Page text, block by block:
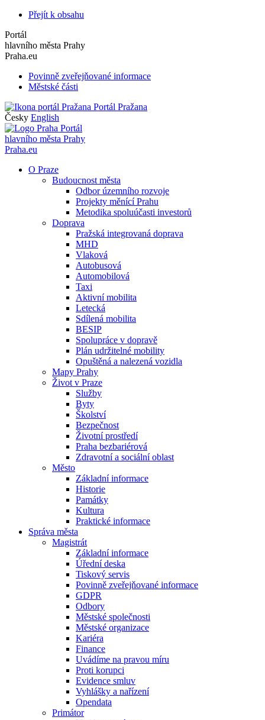
Přejít k obsahu
Portál
hlavního města Prahy
Praha.eu
Povinně zveřejňované informace
Městské části
Portál Pražana
Česky English
Portál
hlavního města Prahy
Praha.eu
O Praze
Budoucnost města
Odbor územního rozvoje
Projekty měnící Prahu
Metodika spoluúčasti investorů
Doprava
Pražská integrovaná doprava
MHD
Vlaková
Autobusová
Automobilová
Taxi
Aktivní mobilita
Letecká
Sdílená mobilita
BESIP
Spolupráce v dopravě
Plán udržitelné mobility
Opuštěná a nalezená vozidla
Mapy Prahy
Život v Praze
Služby
Byty
Školství
Bezpečnost
Životní prostředí
Praha bezbariérová
Zdravotní a sociální oblast
Město
Základní informace
Historie
Památky
Kultura
Praktické informace
Správa města
Magistrát
Základní informace
Úřední deska
Tiskový servis
Povinně zveřejňované informace
GDPR
Odbory
Městské společnosti
Městské organizace
Kariéra
Finance
Uvádíme na pravou míru
Proti korupci
Evidence smluv
Vyhlášky a nařízení
Opendata
Primátor